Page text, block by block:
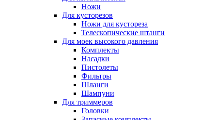
Ножи
Для кусторезов
Ножи для кустореза
Телескопические штанги
Для моек высокого давления
Комплекты
Насадки
Пистолеты
Фильтры
Шланги
Шампуни
Для триммеров
Головки